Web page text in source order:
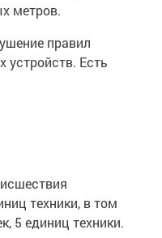
метров.
правил
устройств. Есть
техники, в том
5 единиц техники.